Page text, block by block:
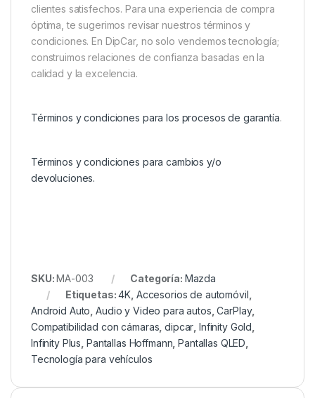
clientes satisfechos. Para una experiencia de compra
óptima, te sugerimos revisar nuestros términos y
condiciones. En DipCar, no solo vendemos tecnología;
construimos relaciones de confianza basadas en la
calidad y la excelencia.
Términos y condiciones para los procesos de garantía.
Términos y condiciones para cambios y/o
devoluciones.
SKU:MA-003 Categoría: Mazda
Etiquetas:4K Accesorios de automóvil
Android Auto ,Audio y Video para autos ,CarPlay,
Compatibilidad con cámaras ,dipcar ,Infinity Gold
Infinity Plus Pantallas Hoffmann ,Pantallas QLED
Tecnología para vehículos